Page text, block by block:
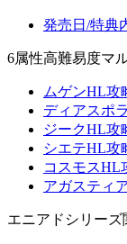
発売日/特典
6属性高難易度マ
ムゲンHL攻
ディアスポ
ジークHL攻
シエテHL攻
コスモスHL
アガスティ
エニアドシリーズ